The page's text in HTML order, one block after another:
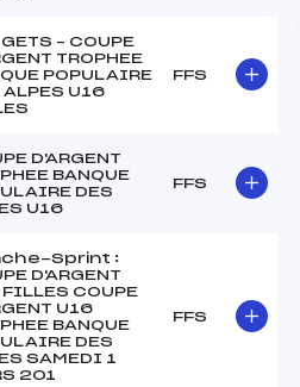
– COUPE
TROPHEE
POPULAIRE
ALPES U16
FFS
D'ARGENT
BANQUE
DES
U16
FFS
Sprint :
D'ARGENT
FILLES COUPE
U16
BANQUE
DES
SAMEDI 1
201
FFS